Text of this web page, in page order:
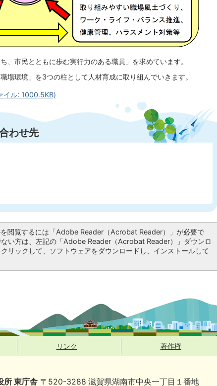
、市民とともに歩む実行力のある職員」を求めています。
場環境」を3つの柱として人材育成に取り組んでいきます。
イル: 1000.5KB)
わせ先
を閲覧するには「Adobe Reader（Acrobat Reader）」が必要で
い方は、左記の「Adobe Reader（Acrobat Reader）」ダウンロ
リックして、ソフトウェアをダウンロードし、インストールして
リンク 著作権
所 東庁舎 〒520-3288 滋賀県湖南市中央一丁目１番地